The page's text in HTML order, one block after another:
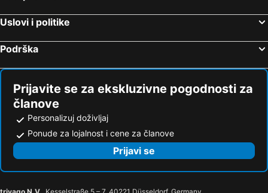
Uslovi i politike
Podrška
Prijavite se za ekskluzivne pogodnosti za
članove
Personalizuj doživljaj
Ponude za lojalnost i cene za članove
Prijavi se